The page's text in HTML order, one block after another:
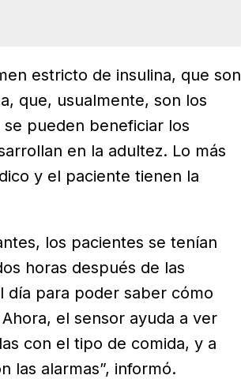
estricto de insulina, que son
que, usualmente, son los
pueden beneficiar los
en la adultez. Lo más
y el paciente tienen la
los pacientes se tenían
horas después de las
día para poder saber cómo
el sensor ayuda a ver
con el tipo de comida, y a
las alarmas”, informó.